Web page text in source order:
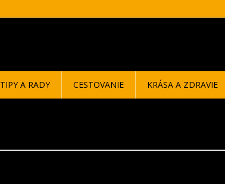
TIPY A RADY CESTOVANIE KRÁSA A ZDRAVIE